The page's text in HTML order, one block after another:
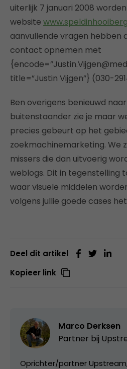
uiterlijk 7 januari 2008
website
aanvullende vragen hebben
contact opnemen met
title=”Justin Vijgen”} (030-
Ben overigens benieuwd
buitenstaander zie je maar
precies gebeurt op het
zoekmachinemarketing. We
missers die dan uitvoerig
weblogs. Dit in tegenstelling
waar visuele middelen
volgens jullie goede cases
Deel dit artikel
Kopieer link
Marco Derksen
Partner bij
Oprichter/partner